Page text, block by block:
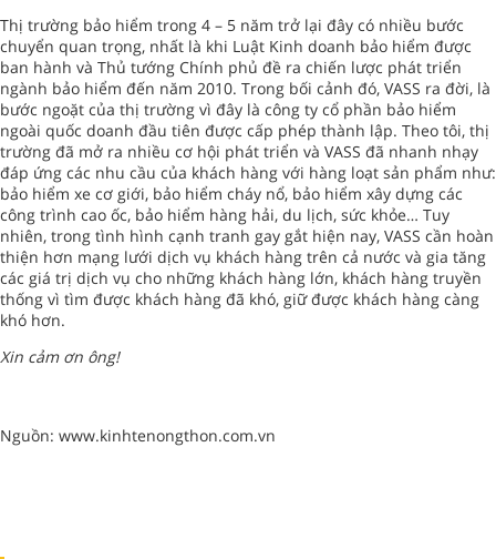
Thị trường bảo hiểm trong 4 – 5 năm trở lại đây có nhiều bước
chuyển quan trọng, nhất là khi Luật Kinh doanh bảo hiểm được
ban hành và Thủ tướng Chính phủ đề ra chiến lược phát triển
ngành bảo hiểm đến năm 2010. Trong bối cảnh đó, VASS ra đời, là
bước ngoặt của thị trường vì đây là công ty cổ phần bảo hiểm
ngoài quốc doanh đầu tiên được cấp phép thành lập. Theo tôi, thị
trường đã mở ra nhiều cơ hội phát triển và VASS đã nhanh nhạy
đáp ứng các nhu cầu của khách hàng với hàng loạt sản phẩm như:
bảo hiểm xe cơ giới, bảo hiểm cháy nổ, bảo hiểm xây dựng các
công trình cao ốc, bảo hiểm hàng hải, du lịch, sức khỏe… Tuy
nhiên, trong tình hình cạnh tranh gay gắt hiện nay, VASS cần hoàn
thiện hơn mạng lưới dịch vụ khách hàng trên cả nước và gia tăng
các giá trị dịch vụ cho những khách hàng lớn, khách hàng truyền
thống vì tìm được khách hàng đã khó, giữ được khách hàng càng
khó hơn.
Xin cảm ơn ông!
Nguồn: www.kinhtenongthon.com.vn